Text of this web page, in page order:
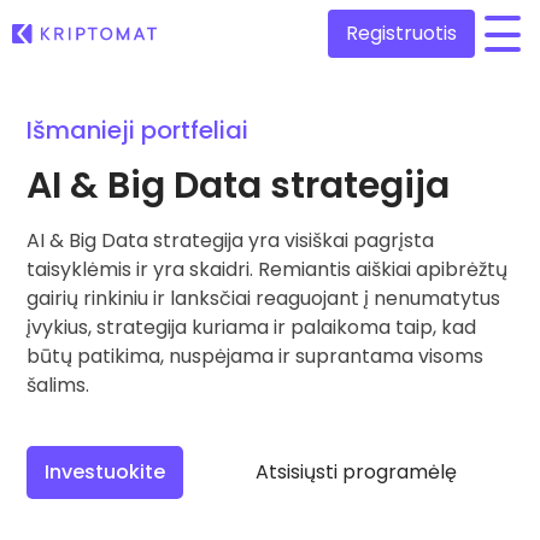
Visos kainos
Pelningiausi ir nuostolingiausi
Ieškokite investavimo galimybių
Kątik pridėta
Naujai įtraukti žetonai Kriptomat platformoje
Kas, jeigu pirkčiau už 100 €…
...šiandien jos vertė būtų
Pirkti ir parduoti kriptovaliutą
Pirkite ir rinkitės iš daugiau nei 300 kriptovaliutų
Keitimasis kriptovaliutomis
Daugiau nei 1000 porų variantų
Išmanieji portfeliai
Kriptomat piniginė
Saugi ir paprasta kriptovaliutų piniginė
Registruotis
Išmanieji portfeliai
AI & Big Data strategija
AI & Big Data strategija yra visiškai pagrįsta
taisyklėmis ir yra skaidri. Remiantis aiškiai apibrėžtų
gairių rinkiniu ir lanksčiai reaguojant į nenumatytus
įvykius, strategija kuriama ir palaikoma taip, kad
būtų patikima, nuspėjama ir suprantama visoms
šalims.
Investuokite Atsisiųsti programėlę